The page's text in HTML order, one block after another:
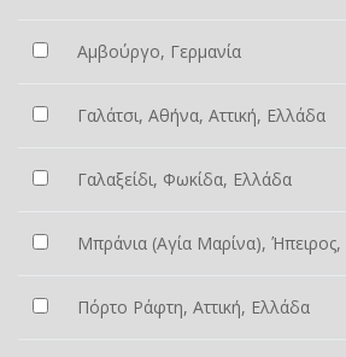
Αμβούργο, Γερμανία
Γαλάτσι, Αθήνα, Αττική, Ελλάδα
Γαλαξείδι, Φωκίδα, Ελλάδα
Μπράνια (Αγία Μαρίνα),
Πόρτο Ράφτη, Αττική, Ελλάδα